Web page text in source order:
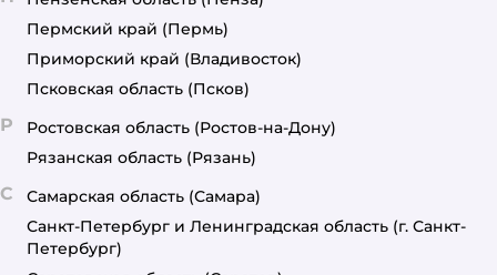
Пермский край (Пермь)
Приморский край (Владивосток)
Псковская область (Псков)
Р Ростовская область (Ростов-на-Дону)
Рязанская область (Рязань)
С Самарская область (Самара)
Санкт-Петербург и Ленинградская область (г. Санкт-
Петербург)